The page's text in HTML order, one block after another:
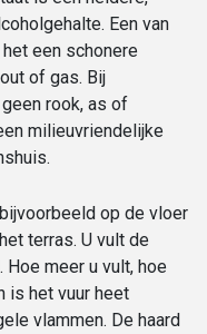
Een van
een schonere
of gas. Bij
rook, as of
milieuvriendelijke
op de vloer
terras. U vult de
Hoe meer u vult, hoe
is het vuur heet
vlammen. De haard